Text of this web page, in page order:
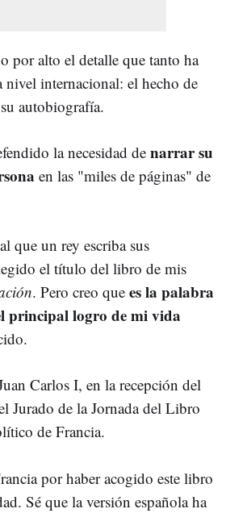
por alto el detalle que tanto ha
nivel internacional: el hecho de
autobiografía.
la necesidad denarrar su
en las "miles de páginas" de
que un rey escriba sus
el título del libro de mis
. Pero creo que es la palabra
principal logro de mi vida
Carlos I, en la recepción del
Jurado de la Jornada del Libro
de Francia.
por haber acogido este libro
Sé que la versión española ha